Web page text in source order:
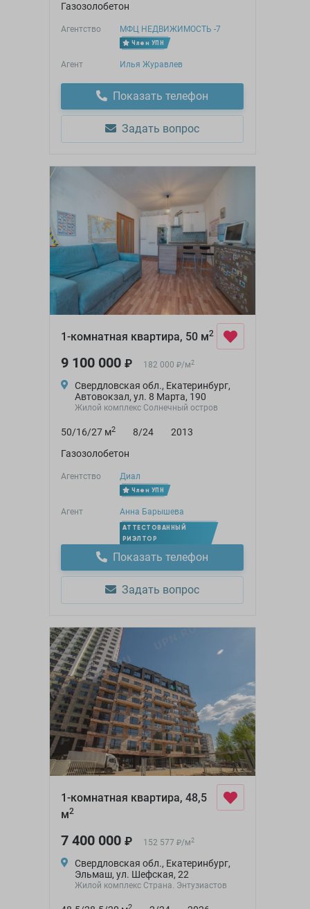
Газозолобетон
Агентство МФЦ НЕДВИЖИМОСТЬ -7
Член УПН
Агент Илья Журавлев
Показать телефон
Задать вопрос
1-комнатная квартира, 50 м2
9 100 000 ₽ 182 000 ₽/м2
Свердловская обл., Екатеринбург,
Автовокзал, ул. 8 Марта, 190
Жилой комплекс Солнечный остров
50/16/27 м2 8/24
2013
Газозолобетон
Агентство Диал
Член УПН
Агент Анна Барышева
АТТЕСТОВАННЫЙ
РИЭЛТОР
Показать телефон
Задать вопрос
1-комнатная квартира, 48,5
м2
7 400 000 ₽ 152 577 ₽/м2
Свердловская обл., Екатеринбург,
Эльмаш, ул. Шефская, 22
Жилой комплекс Страна. Энтузиастов
2